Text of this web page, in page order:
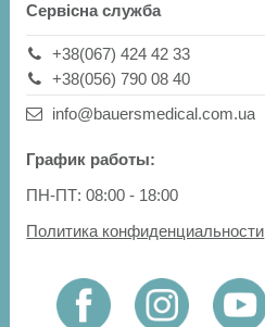
Сервісна служба
+38(067) 424 42 33
+38(056) 790 08 40
info@bauersmedical.com.ua
График работы:
ПН-ПТ: 08:00 - 18:00
Политика конфиденциальности